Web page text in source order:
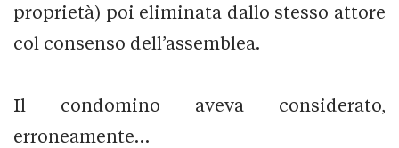
proprietà) poi eliminata dallo stesso attore
col consenso dell’assemblea.
Il condomino aveva considerato,
erroneamente…